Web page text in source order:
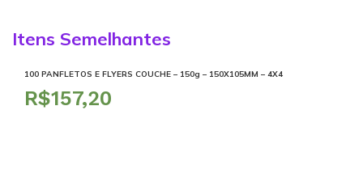
Itens Semelhantes
100 PANFLETOS E FLYERS COUCHE – 150g – 150X105MM – 4X4
R$